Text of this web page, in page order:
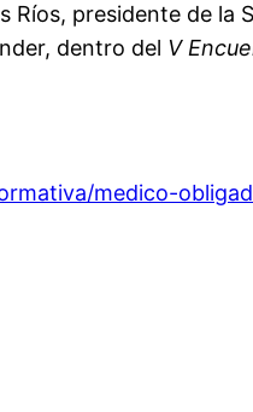
presidente de la
dentro del V
medico-